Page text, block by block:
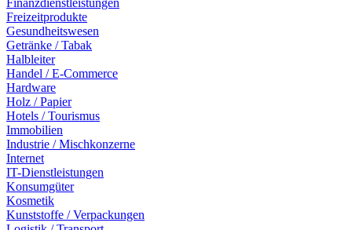
Finanzdienstleistungen
Freizeitprodukte
Gesundheitswesen
Getränke / Tabak
Halbleiter
Handel / E-Commerce
Hardware
Holz / Papier
Hotels / Tourismus
Immobilien
Industrie / Mischkonzerne
Internet
IT-Dienstleistungen
Konsumgüter
Kosmetik
Kunststoffe / Verpackungen